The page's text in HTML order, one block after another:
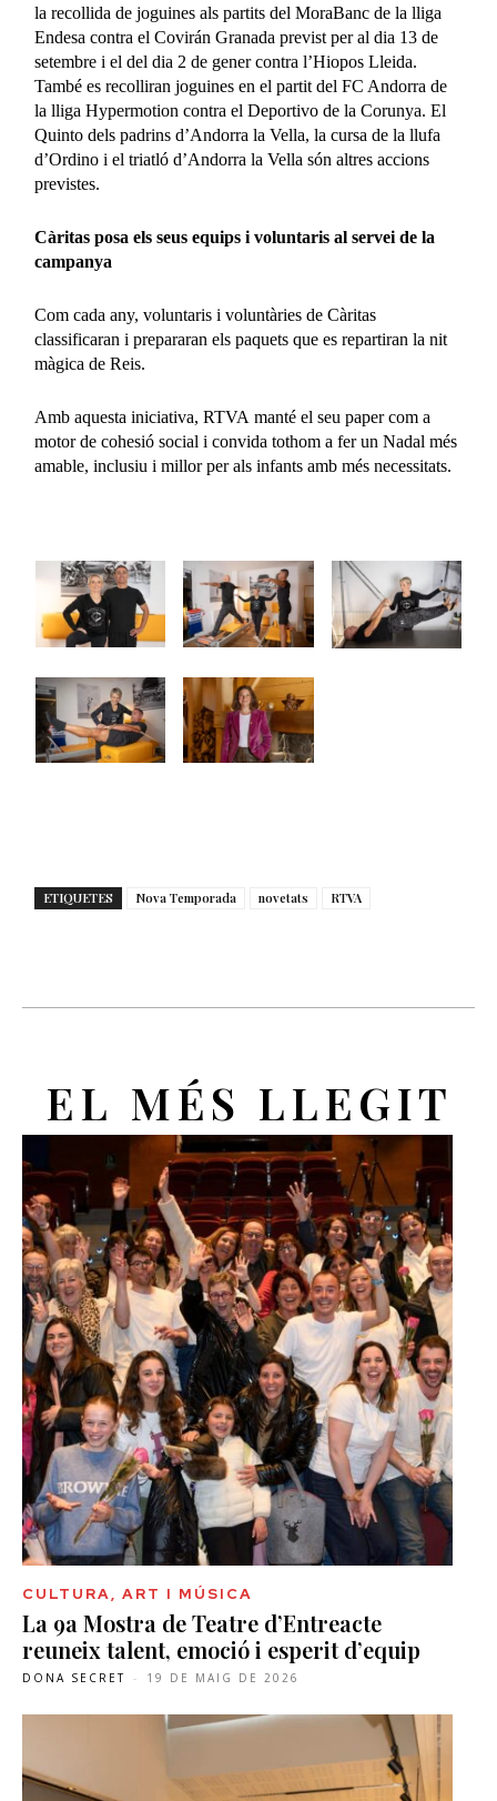
la recollida de joguines als partits del MoraBanc de la lliga
Endesa contra el Covirán Granada previst per al dia 13 de
setembre i el del dia 2 de gener contra l’Hiopos Lleida.
També es recolliran joguines en el partit del FC Andorra de
la lliga Hypermotion contra el Deportivo de la Corunya. El
Quinto dels padrins d’Andorra la Vella, la cursa de la llufa
d’Ordino i el triatló d’Andorra la Vella són altres accions
previstes.
Càritas posa els seus equips i voluntaris al servei de la
campanya
Com cada any, voluntaris i voluntàries de Càritas
classificaran i prepararan els paquets que es repartiran la nit
màgica de Reis.
Amb aquesta iniciativa, RTVA manté el seu paper com a
motor de cohesió social i convida tothom a fer un Nadal més
amable, inclusiu i millor per als infants amb més necessitats.
ETIQUETES Nova Temporada novetats RTVA
EL MÉS LLEGIT
CULTURA, ART I MÚSICA
La 9a Mostra de Teatre d’Entreacte
reuneix talent, emoció i esperit d’equip
DONA SECRET - 19 DE MAIG DE 2026